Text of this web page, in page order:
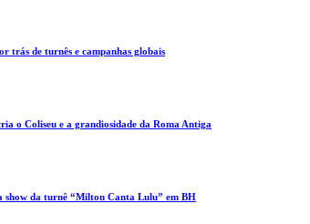
trás de turnês e campanhas globais
o Coliseu e a grandiosidade da Roma Antiga
show da turnê “Milton Canta Lulu” em BH